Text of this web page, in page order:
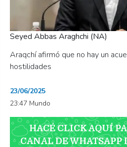
Araqchí afirmó que no hay un
hostilidades
Seyed Abbas Araghchi (NA)
23/06/2025
23:47 Mundo
HACÉ CLICK AQUÍ
CANAL DE WHATSAPP